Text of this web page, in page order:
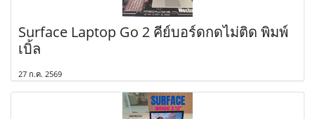
Surface Laptop Go 2 คีย์บอร์ดกดไม่ติด พิมพ์
เบิ้ล
27 ก.ค. 2569